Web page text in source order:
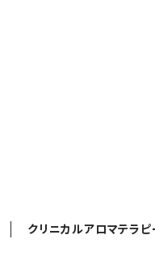
クリニカルアロマテラピ